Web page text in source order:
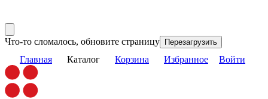
Что-то сломалось, обновите страницу Перезагрузить
Главная Каталог Корзина Избранное Войти